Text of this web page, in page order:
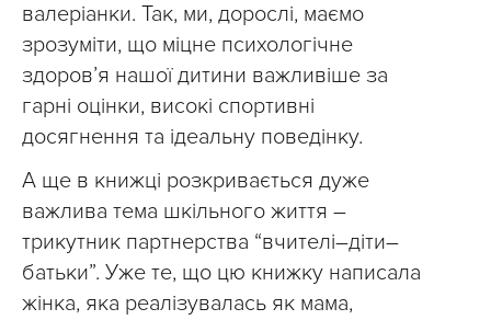
валеріанки. Так, ми, дорослі, маємо
зрозуміти, що міцне психологічне
здоров’я нашої дитини важливіше за
гарні оцінки, високі спортивні
досягнення та ідеальну поведінку.
А ще в книжці розкривається дуже
важлива тема шкільного життя –
трикутник партнерства “вчителі–діти–
батьки”. Уже те, що цю книжку написала
жінка, яка реалізувалась як мама,